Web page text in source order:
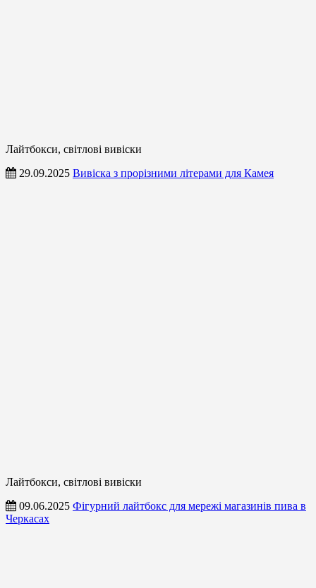
Лайтбокси, світлові вивіски
29.09.2025 Вивіска з прорізними літерами для Камея
Лайтбокси, світлові вивіски
09.06.2025 Фігурний лайтбокс для мережі магазинів пива в
Черкасах